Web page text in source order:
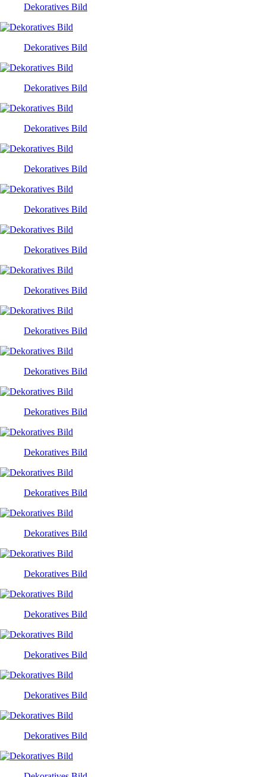
Dekoratives Bild
Dekoratives Bild
Dekoratives Bild
Dekoratives Bild
Dekoratives Bild
Dekoratives Bild
Dekoratives Bild
Dekoratives Bild
Dekoratives Bild
Dekoratives Bild
Dekoratives Bild
Dekoratives Bild
Dekoratives Bild
Dekoratives Bild
Dekoratives Bild
Dekoratives Bild
Dekoratives Bild
Dekoratives Bild
Dekoratives Bild